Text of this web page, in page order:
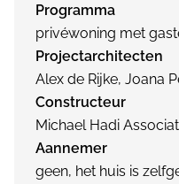
Programma
privéwoning met
Projectarchitecten
Alex de Rijke, Joana
Constructeur
Michael Hadi
Aannemer
geen, het huis is